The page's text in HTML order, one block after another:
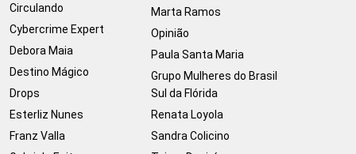
Circulando
Cybercrime Expert
Debora Maia
Destino Mágico
Drops
Esterliz Nunes
Franz Valla
Marta Ramos
Opinião
Paula Santa Maria
Grupo Mulheres do Brasil
Sul da Flórida
Renata Loyola
Sandra Colicino